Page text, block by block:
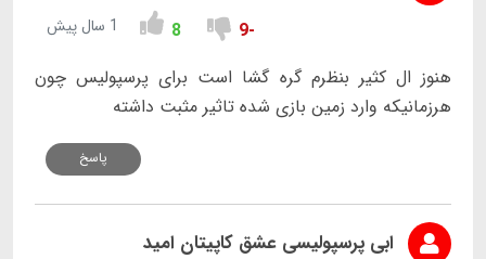
-9
8 1 سال پیش
هنوز ال کثیر بنظرم گره گشا است برای پرسپولیس چون
هرزمانیکه وارد زمین بازی شده تاثیر مثبت داشته
پاسخ
ابی پرسپولیسی عشق کاپیتان امید